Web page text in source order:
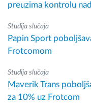
preuzima kontrolu
Studija slučaja
Papin Sport
Frotcomom
Studija slučaja
Maverik Trans
za 10% uz Frotcom